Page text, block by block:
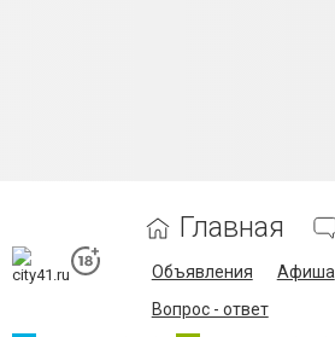
Главная
Объявления Афиша
Вопрос - ответ